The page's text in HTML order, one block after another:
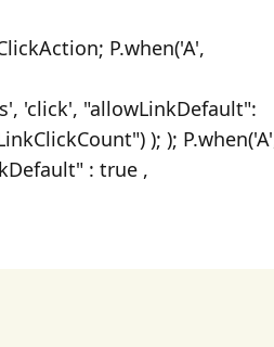
P.when('A',
'click', "allowLinkDefault":
); );
: true ,